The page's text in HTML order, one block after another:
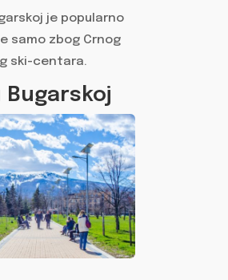
je popularno
samo zbog Crnog
ski-centara.
Bugarskoj